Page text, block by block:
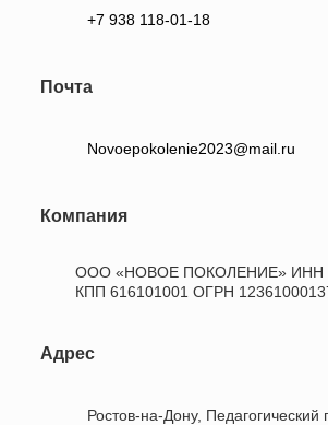
+7 938 118-01-18
Почта
Novoepokolenie2023@mail.ru
Компания
ООО «НОВОЕ ПОКОЛЕНИЕ» ИНН
КПП 616101001 ОГРН
Адрес
Ростов-на-Дону, Педагогический